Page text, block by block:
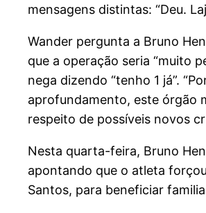
mensagens distintas: “Deu.
Wander pergunta a Bruno
que a operação seria “muito
nega dizendo “tenho 1 já”.
aprofundamento, este órgão
respeito de possíveis novos
Nesta quarta-feira, Bruno
apontando que o atleta
Santos, para beneficiar